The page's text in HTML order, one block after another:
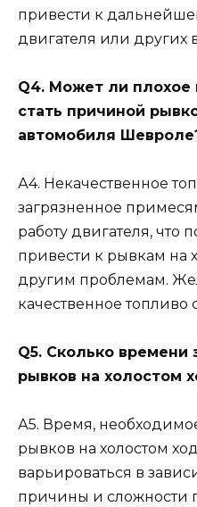
привести к
двигателя или других
Q4. Может ли плохое
стать причиной
автомобиля
А4. Некачественное
загрязненное
работу двигателя, что
привести к рывкам на
другим проблемам.
качественное топливо
Q5. Сколько времени
рывков на холостом
А5. Время,
рывков на холостом
варьироваться в
причины и сложности